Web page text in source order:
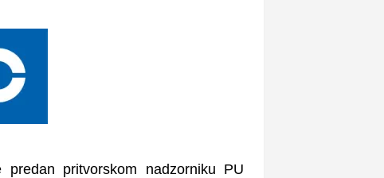
predan pritvorskom nadzorniku PU